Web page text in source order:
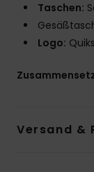
Taschen:
Logo:
Versand &